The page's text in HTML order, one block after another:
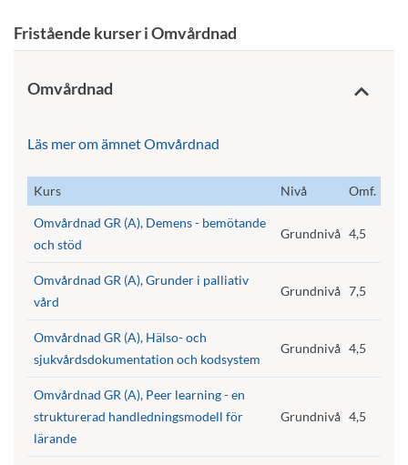
Fristående kurser i Omvårdnad
Omvårdnad
Läs mer om ämnet Omvårdnad
Kurs Nivå Omf.
Omvårdnad GR (A), Demens - bemötande
och stöd
Grundnivå 4,5
Omvårdnad GR (A), Grunder i palliativ
vård
Grundnivå 7,5
Omvårdnad GR (A), Hälso- och
sjukvårdsdokumentation och kodsystem
Grundnivå 4,5
Omvårdnad GR (A), Peer learning - en
strukturerad handledningsmodell för
lärande
Grundnivå 4,5